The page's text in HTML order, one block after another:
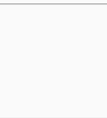
Blick ins
egal, was
Bayern wurde am
der
Rucker als